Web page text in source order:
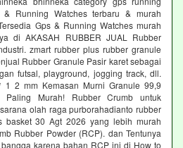
Running Watches terbaru & murah
Gps & Running Watches murah
di AKASAH RUBBER JUAL Rubber
zmart rubber plus rubber granule
Rubber Granule Pasir karet sebagai
futsal, playground, jogging track, dll.
2 mm Kemasan Murni Granule 99,9
Paling Murah! Rubber Crumb untuk
olah raga purborahadianto rubber
basket 30 Agt 2026 yang lebih murah
Rubber Powder (RCP). dan Tentunya
karena bahan RCP ini di How to